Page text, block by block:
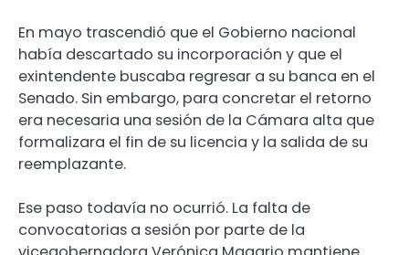
En mayo trascendió que el Gobierno nacional
había descartado su incorporación y que el
exintendente buscaba regresar a su banca en el
Senado. Sin embargo, para concretar el retorno
era necesaria una sesión de la Cámara alta que
formalizara el fin de su licencia y la salida de su
reemplazante.
Ese paso todavía no ocurrió. La falta de
convocatorias a sesión por parte de la